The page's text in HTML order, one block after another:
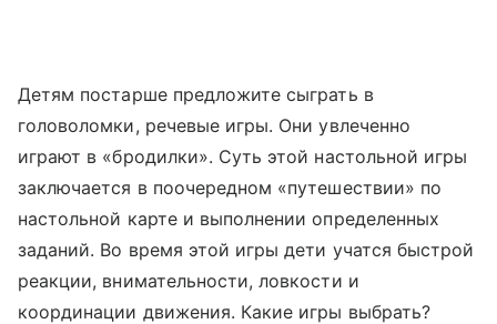
Детям постарше предложите сыграть в
головоломки, речевые игры. Они увлеченно
играют в «бродилки». Суть этой настольной игры
заключается в поочередном «путешествии» по
настольной карте и выполнении определенных
заданий. Во время этой игры дети учатся быстрой
реакции, внимательности, ловкости и
координации движения. Какие игры выбрать?